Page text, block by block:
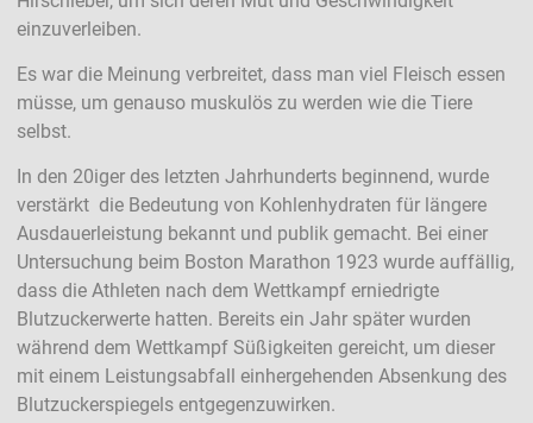
einzuverleiben.
Es war die Meinung verbreitet, dass man viel Fleisch essen
müsse, um genauso muskulös zu werden wie die Tiere
selbst.
In den 20iger des letzten Jahrhunderts beginnend, wurde
verstärkt die Bedeutung von Kohlenhydraten für längere
Ausdauerleistung bekannt und publik gemacht. Bei einer
Untersuchung beim Boston Marathon 1923 wurde auffällig,
dass die Athleten nach dem Wettkampf erniedrigte
Blutzuckerwerte hatten. Bereits ein Jahr später wurden
während dem Wettkampf Süßigkeiten gereicht, um dieser
mit einem Leistungsabfall einhergehenden Absenkung des
Blutzuckerspiegels entgegenzuwirken.